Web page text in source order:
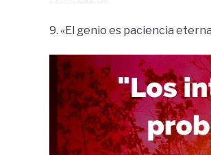
9. «El genio es paciencia